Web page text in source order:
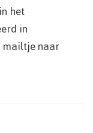
het
in
mailtje naar